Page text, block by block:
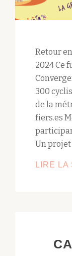
Retour
2024 Ce
300
de la
fiers.es
Un
LIRE LA